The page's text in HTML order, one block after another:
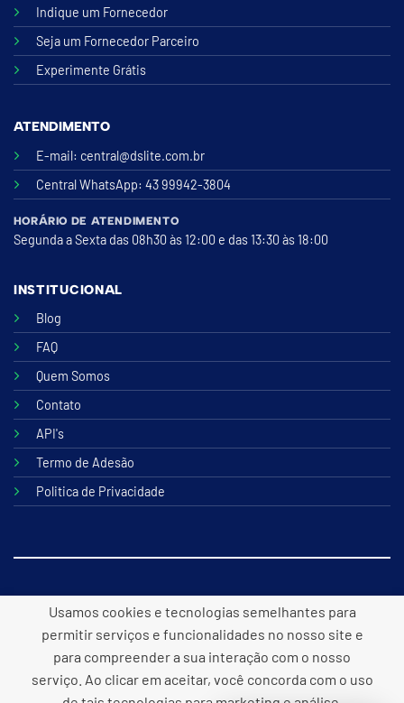
Indique um Fornecedor
Seja um Fornecedor Parceiro
Experimente Grátis
ATENDIMENTO
E-mail: central@dslite.com.br
Central WhatsApp: 43 99942-3804
HORÁRIO DE ATENDIMENTO
Segunda a Sexta das 08h30 às 12:00 e das 13:30 às 18:00
INSTITUCIONAL
Blog
FAQ
Quem Somos
Contato
API's
Termo de Adesão
Politica de Privacidade
© 2026 B2lite Tecnologia Online
Desenvolvido porPanacea
Usamos cookies e tecnologias semelhantes para
permitir serviços e funcionalidades no nosso site e
para compreender a sua interação com o nosso
serviço. Ao clicar em aceitar, você concorda com o uso